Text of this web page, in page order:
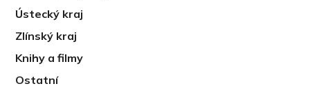
Ústecký kraj
Zlínský kraj
Knihy a filmy
Ostatní